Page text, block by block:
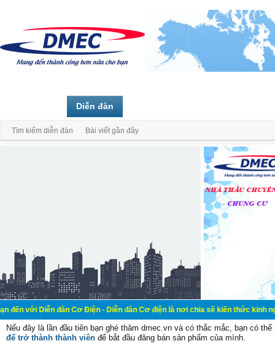
Diễn đàn Cơ Điện - Diễn đàn Cơ điện là nơi chia sẽ kiến thức kinh nghiệm
Nếu đây là lần đầu tiên bạn ghé thăm dmec.vn và có thắc mắc, bạn có
để trở thành thành viên để bắt đầu đăng bán sản phẩm của mình.
Diễn đàn
Tìm kiếm diễn đàn Bài viết gần đây